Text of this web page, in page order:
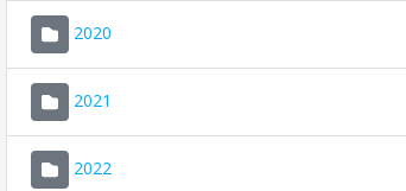
2020
2021
2022